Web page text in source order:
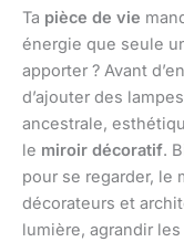
Ta pièce de vie
énergie que seule
apporter ? Avant
d’ajouter des
ancestrale,
le miroir décoratif.
pour se regarder, le
décorateurs et
lumière, agrandir